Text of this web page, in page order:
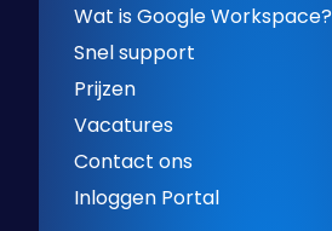
Wat is Google Workspace?
Snel support
Prijzen
Vacatures
Contact ons
Inloggen Portal